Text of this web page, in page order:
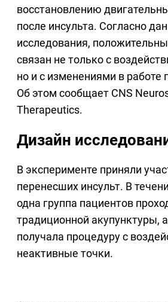
восстановлению
после инсульта. Согласно
исследования,
связан не только с
но и с изменениями в работе
Об этом сообщает CNS
Therapeutics.
Дизайн
В эксперименте приняли
перенесших инсульт. В
одна группа пациентов
традиционной акупунктуры,
получала процедуру с
неактивные точки.